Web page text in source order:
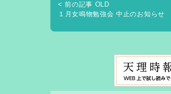
< 前の記事 OLD
１月女鳴物勉強会 中止のお知らせ